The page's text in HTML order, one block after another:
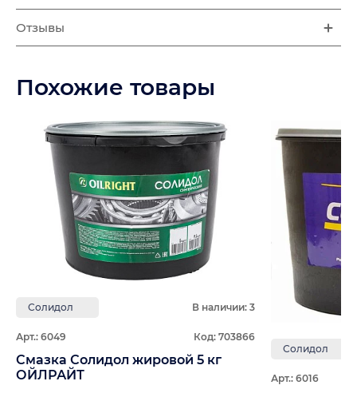
Отзывы
Похожие товары
Солидол В наличии: 3
Арт.: 6049 Код: 703866
Смазка Солидол жировой 5 кг
ОЙЛРАЙТ
Солидол
Арт.: 6016